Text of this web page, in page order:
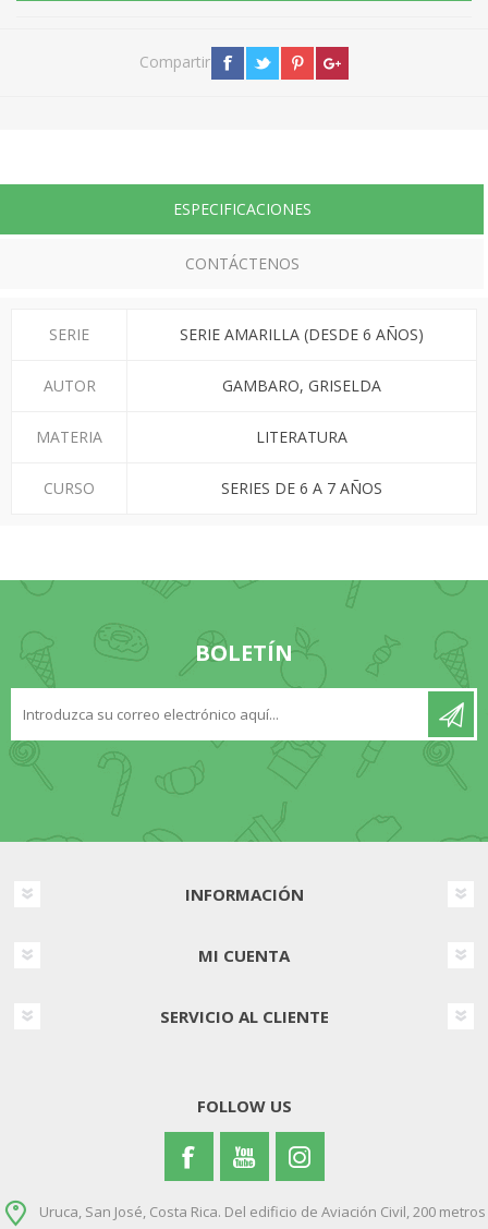
Compartir
ESPECIFICACIONES
CONTÁCTENOS
SERIE SERIE AMARILLA (DESDE 6 AÑOS)
AUTOR GAMBARO, GRISELDA
MATERIA LITERATURA
CURSO SERIES DE 6 A 7 AÑOS
BOLETÍN
INFORMACIÓN
MI CUENTA
SERVICIO AL CLIENTE
FOLLOW US
Uruca, San José, Costa Rica. Del edificio de Aviación Civil, 200 metros